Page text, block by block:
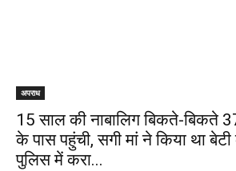
अपराध
15 साल की नाबालिग बिकते-बिकते
के पास पहुंची, सगी मां ने किया था
पुलिस में करा...